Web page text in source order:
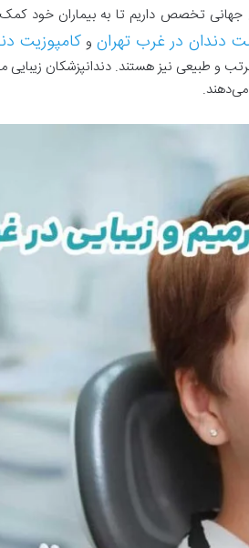
تخصص داریم تا به بیماران خود کمک
دندان در غرب تهران و کامپوزیت
و طبیعی نیز هستند. دندانپزشکان
می‌دهند.